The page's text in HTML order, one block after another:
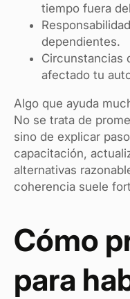
tiempo fuera
dependientes.
Circunstancias
afectado tu
Algo que ayuda
No se trata de
sino de explicar
capacitación,
alternativas
coherencia suele
Cómo
para